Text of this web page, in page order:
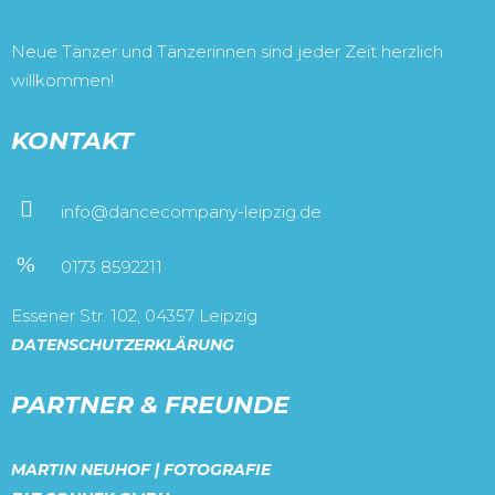
Neue Tänzer und Tänzerinnen sind jeder Zeit herzlich
willkommen!
KONTAKT
info@dancecompany-leipzig.de
0173 8592211
Essener Str. 102, 04357 Leipzig
DATENSCHUTZERKLÄRUNG
PARTNER & FREUNDE
MARTIN NEUHOF | FOTOGRAFIE